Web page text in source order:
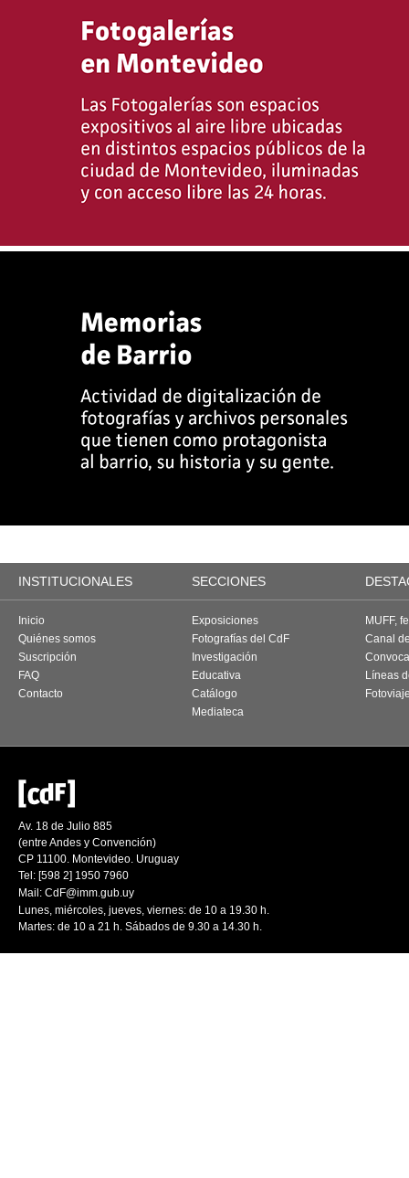
INSTITUCIONALES SECCIONES
Inicio
Quiénes somos
Suscripción
FAQ
Contacto
Exposiciones
Fotografías del CdF
Investigación
Educativa
Catálogo
Mediateca
MUFF,
Canal
Líneas
Av. 18 de Julio 885
(entre Andes y Convención)
CP 11100. Montevideo. Uruguay
Tel: [598 2] 1950 7960
Mail: CdF@imm.gub.uy
Lunes, miércoles, jueves, viernes: de 10 a 19.30 h.
Martes: de 10 a 21 h. Sábados de 9.30 a 14.30 h.